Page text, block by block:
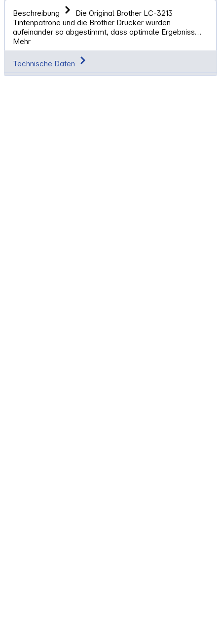
Beschreibung
Die Original Brother LC-3213
Tintenpatrone und die Brother Drucker wurden
aufeinander so abgestimmt, dass optimale Ergebniss…
Mehr
Technische Daten